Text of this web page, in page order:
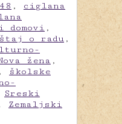
, ciglana
,
o radu ,
žena ,
,
školske
Sreski
Zemaljski